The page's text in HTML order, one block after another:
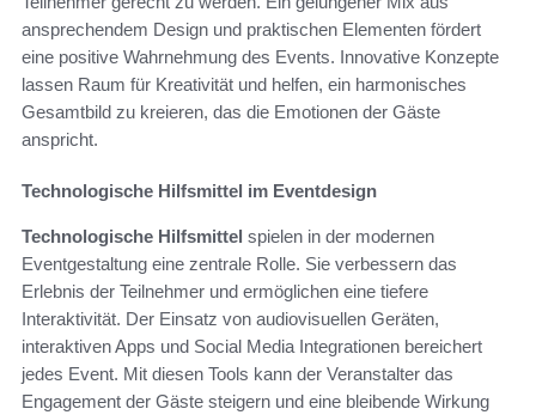
ansprechendem Design und praktischen Elementen fördert
eine positive Wahrnehmung des Events. Innovative Konzepte
lassen Raum für Kreativität und helfen, ein harmonisches
Gesamtbild zu kreieren, das die Emotionen der Gäste
anspricht.
Technologische Hilfsmittel im Eventdesign
Technologische Hilfsmittel spielen in der modernen
Eventgestaltung eine zentrale Rolle. Sie verbessern das
Erlebnis der Teilnehmer und ermöglichen eine tiefere
Interaktivität. Der Einsatz von audiovisuellen Geräten,
interaktiven Apps und Social Media Integrationen bereichert
jedes Event. Mit diesen Tools kann der Veranstalter das
Engagement der Gäste steigern und eine bleibende Wirkung